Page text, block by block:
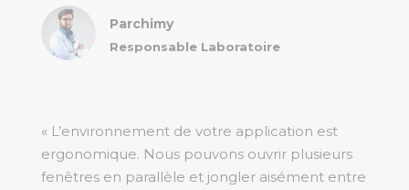
Parchimy
Responsable Laboratoire
« L’environnement de votre application est
ergonomique. Nous pouvons ouvrir plusieurs
fenêtres en parallèle et jongler aisément entre